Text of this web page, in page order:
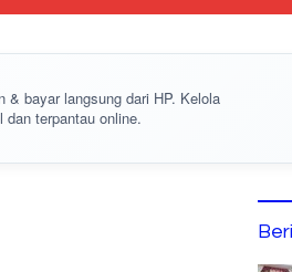
& bayar langsung dari HP. Kelola
terpantau online.